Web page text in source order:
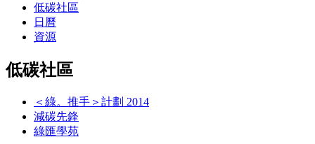
低碳社區
日曆
資源
低碳社區
＜綠。推手＞計劃 2014
減碳先鋒
綠匯學苑